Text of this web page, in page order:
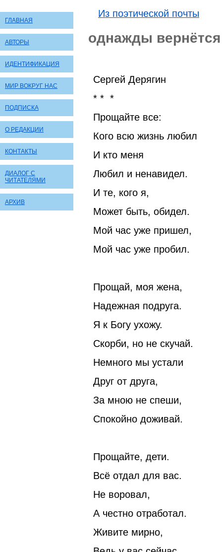
ГЛАВНАЯ
АВТОРЫ
ИДЕНТИФИКАЦИЯ
МИР ВОКРУГ НАС
ПОДПИСКА
О РЕДАКЦИИ
КОНТАКТЫ
ДИАЛОГ С
ЧИТАТЕЛЯМИ
АРХИВ
Из поэтической почты
однажды
Сергей Дерягин
* * *
Прощайте все:
Кого всю жизнь любил
И кто меня
Любил и ненавидел.
И те, кого я,
Может быть, обидел.
Мой час уже пришел,
Мой час уже пробил.
Прощай, моя жена,
Надежная подруга.
Я к Богу ухожу.
Скорби, но не скучай.
Немного мы устали
Друг от друга,
За мною не спеши,
Спокойно доживай.
Прощайте, дети.
Всё отдал для вас.
Не воровал,
А честно отработал.
Живите мирно,